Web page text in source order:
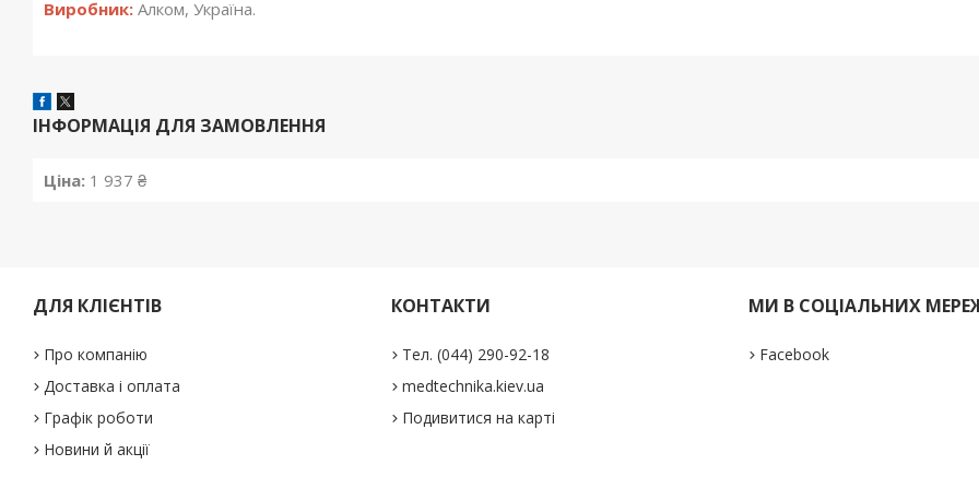
Виробник: Алком, Україна.
ІНФОРМАЦІЯ ДЛЯ ЗАМОВЛЕННЯ
Ціна: 1 937 ₴
ДЛЯ КЛІЄНТІВ
Про компанію
Доставка і оплата
Графік роботи
Новини й акції
КОНТАКТИ
Тел. (044) 290-92-18
medtechnika.kiev.ua
Подивитися на карті
МИ В СОЦІАЛЬНИХ
Facebook